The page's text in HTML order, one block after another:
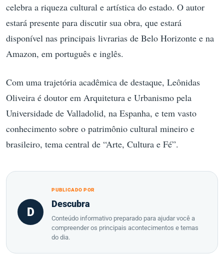
celebra a riqueza cultural e artística do estado. O autor
estará presente para discutir sua obra, que estará
disponível nas principais livrarias de Belo Horizonte e na
Amazon, em português e inglês.
Com uma trajetória acadêmica de destaque, Leônidas
Oliveira é doutor em Arquitetura e Urbanismo pela
Universidade de Valladolid, na Espanha, e tem vasto
conhecimento sobre o patrimônio cultural mineiro e
brasileiro, tema central de “Arte, Cultura e Fé”.
D
PUBLICADO POR
Descubra
Conteúdo informativo preparado para ajudar você a
compreender os principais acontecimentos e temas
do dia.